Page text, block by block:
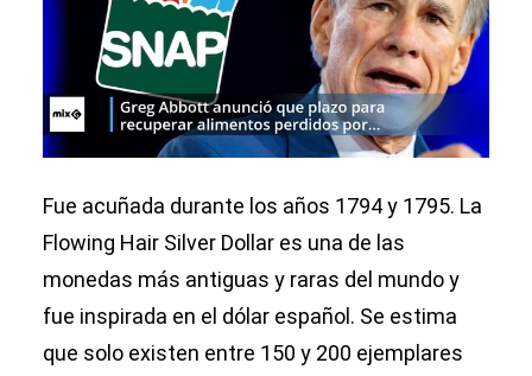
Fue acuñada durante los años 1794 y 1795. La
Flowing Hair Silver Dollar es una de las
monedas más antiguas y raras del mundo y
fue inspirada en el dólar español. Se estima
que solo existen entre 150 y 200 ejemplares